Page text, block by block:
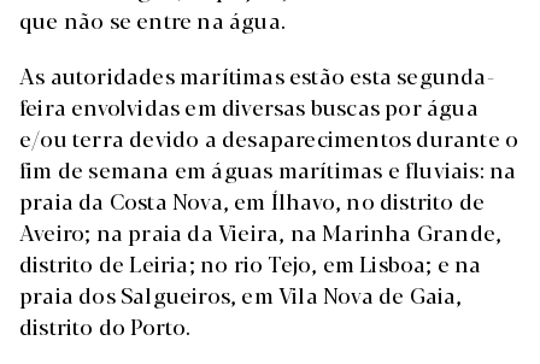
que não se entre na água.
As autoridades marítimas estão esta segunda-
feira envolvidas em diversas buscas por água
e/ou terra devido a desaparecimentos durante o
fim de semana em águas marítimas e fluviais: na
praia da Costa Nova, em Ílhavo, no distrito de
Aveiro; na praia da Vieira, na Marinha Grande,
distrito de Leiria; no rio Tejo, em Lisboa; e na
praia dos Salgueiros, em Vila Nova de Gaia,
distrito do Porto.